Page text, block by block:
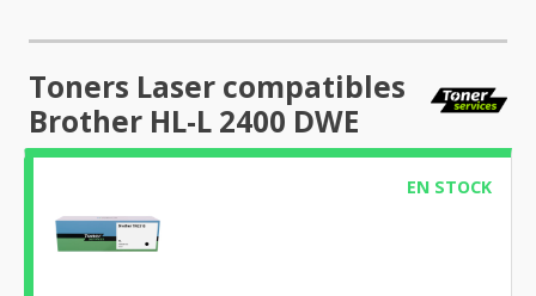
Toners Laser compatibles
Brother HL-L 2400 DWE
EN STOCK